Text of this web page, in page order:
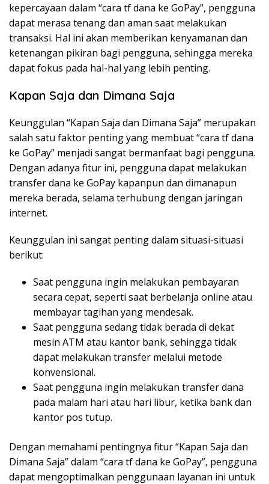
kepercayaan dalam “cara tf dana ke GoPay”, pengguna
dapat merasa tenang dan aman saat melakukan
transaksi. Hal ini akan memberikan kenyamanan dan
ketenangan pikiran bagi pengguna, sehingga mereka
dapat fokus pada hal-hal yang lebih penting.
Kapan Saja dan Dimana Saja
Keunggulan “Kapan Saja dan Dimana Saja” merupakan
salah satu faktor penting yang membuat “cara tf dana
ke GoPay” menjadi sangat bermanfaat bagi pengguna.
Dengan adanya fitur ini, pengguna dapat melakukan
transfer dana ke GoPay kapanpun dan dimanapun
mereka berada, selama terhubung dengan jaringan
internet.
Keunggulan ini sangat penting dalam situasi-situasi
berikut:
Saat pengguna ingin melakukan pembayaran
secara cepat, seperti saat berbelanja online atau
membayar tagihan yang mendesak.
Saat pengguna sedang tidak berada di dekat
mesin ATM atau kantor bank, sehingga tidak
dapat melakukan transfer melalui metode
konvensional.
Saat pengguna ingin melakukan transfer dana
pada malam hari atau hari libur, ketika bank dan
kantor pos tutup.
Dengan memahami pentingnya fitur “Kapan Saja dan
Dimana Saja” dalam “cara tf dana ke GoPay”, pengguna
dapat mengoptimalkan penggunaan layanan ini untuk